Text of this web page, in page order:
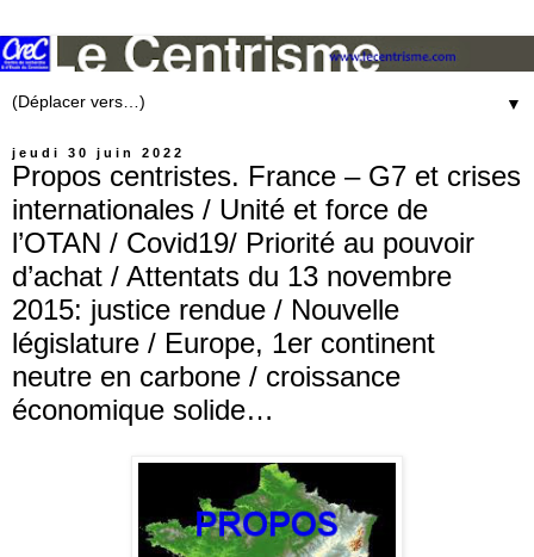
▼
jeudi 30 juin 2022
Propos centristes. France – G7 et crises
internationales / Unité et force de
l’OTAN / Covid19/ Priorité au pouvoir
d’achat / Attentats du 13 novembre
2015: justice rendue / Nouvelle
législature / Europe, 1er continent
neutre en carbone / croissance
économique solide…